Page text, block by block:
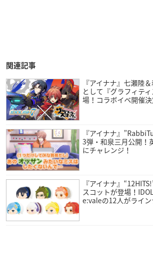
関連記事
『アイナナ』七瀬陸
として『グラフィテ
場！コラボイベ開催
『アイナナ』
3弾・和泉三月公開！
にチャレンジ！
『アイナナ』
スコットが登場！
e:valeの12人がライ